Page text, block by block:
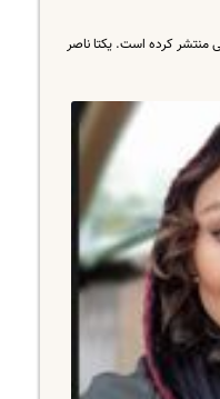
منتشر کرده است. یکتا ناصر